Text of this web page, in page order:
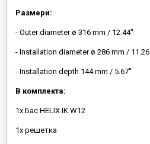
Размери:
- Outer diameter ø 316 mm / 12.44"
- Installation diameter ø 286 mm / 11.26
- Installation depth 144 mm / 5.67"
В комплекта:
1x Бас HELIX IK W12
1x решетка